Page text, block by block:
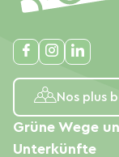
Nos plus
Grüne Wege
Unterkünfte